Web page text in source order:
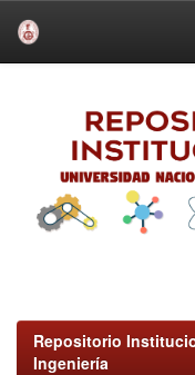
Repositorio
Ingeniería